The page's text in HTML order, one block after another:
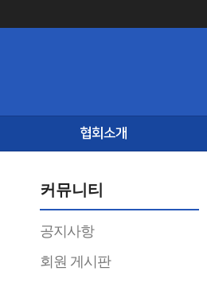
협회소개
커뮤니티
공지사항
회원 게시판